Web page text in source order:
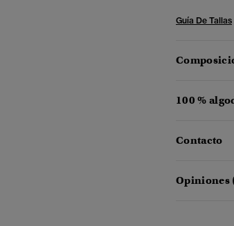
Guía De Tallas
100 %
Contacto
Opiniones